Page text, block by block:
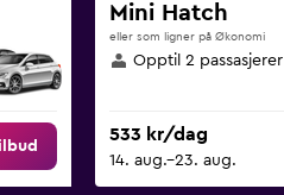
Mini Hatch
eller som ligner på Økonomi
Opptil 2 passasjerer
533 kr/dag
14. aug.–23. aug.